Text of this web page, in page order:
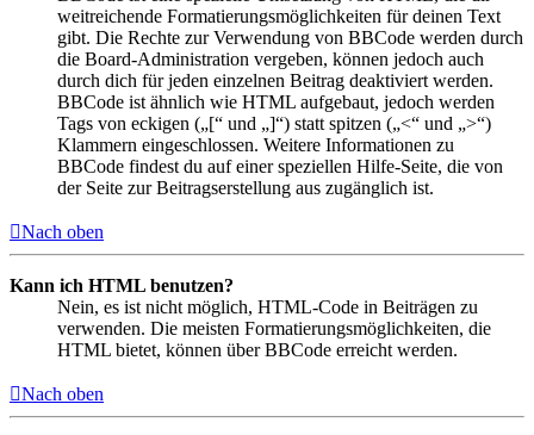
weitreichende Formatierungsmöglichkeiten für deinen Text
gibt. Die Rechte zur Verwendung von BBCode werden durch
die Board-Administration vergeben, können jedoch auch
durch dich für jeden einzelnen Beitrag deaktiviert werden.
BBCode ist ähnlich wie HTML aufgebaut, jedoch werden
Tags von eckigen („[“ und „]“) statt spitzen („<“ und „>“)
Klammern eingeschlossen. Weitere Informationen zu
BBCode findest du auf einer speziellen Hilfe-Seite, die von
der Seite zur Beitragserstellung aus zugänglich ist.
Nach oben
Kann ich HTML benutzen?
Nein, es ist nicht möglich, HTML-Code in Beiträgen zu
verwenden. Die meisten Formatierungsmöglichkeiten, die
HTML bietet, können über BBCode erreicht werden.
Nach oben